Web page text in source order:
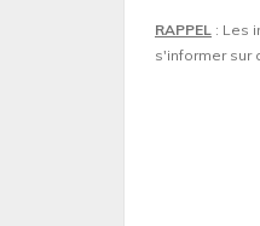
RAPPEL : Les
s'informer sur